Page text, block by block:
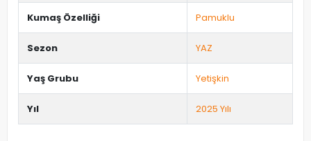
Kumaş Özelliği Pamuklu
Sezon YAZ
Yaş Grubu Yetişkin
Yıl 2025 Yılı